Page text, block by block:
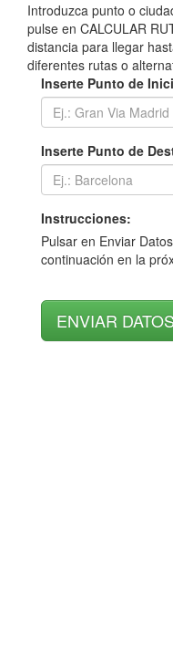
Introduzca punto o
pulse en CALCULAR
distancia para llegar
diferentes rutas o
Inserte Punto de
Inserte Punto de
Instrucciones:
Pulsar en Enviar
continuación en la